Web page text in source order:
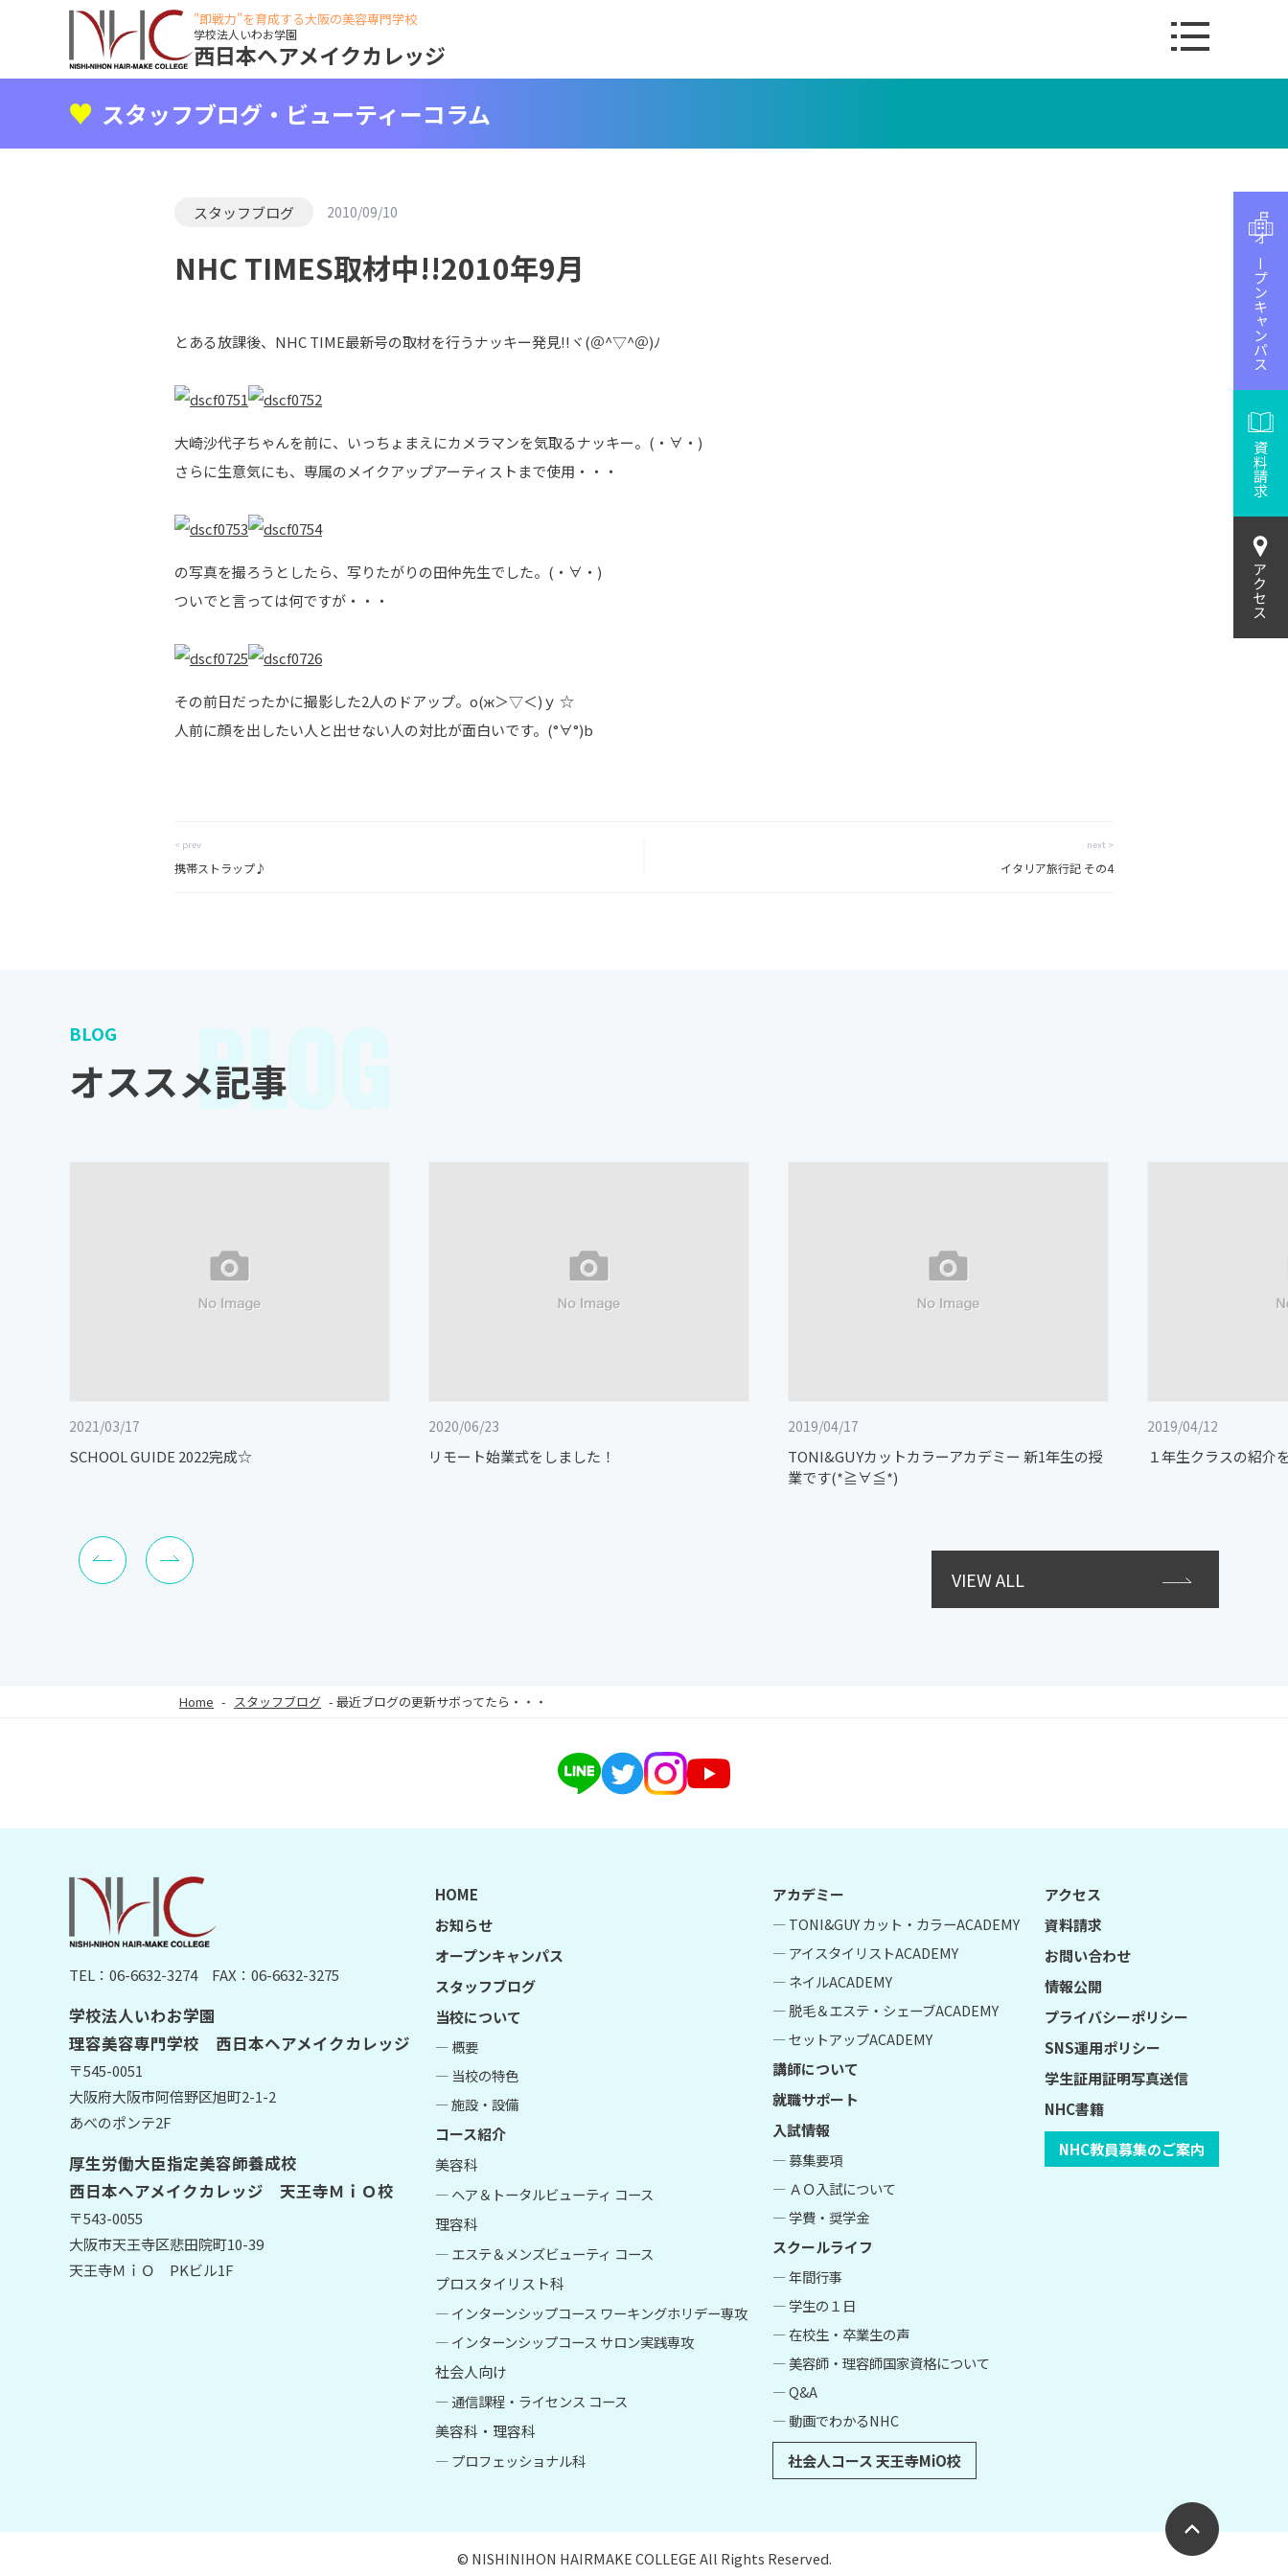
"即戦力"を育成する大阪の美容専門学校
学校法人いわお学園
西日本ヘアメイクカレッジ
オープンキャンパス
資料請求
アクセス
スタッフブログ・ビューティーコラム
スタッフブログ 2010/09/10
NHC TIMES取材中!!2010年9月
とある放課後、NHC TIME最新号の取材を行うナッキー発見!!ヾ(＠^▽^＠)ﾉ
大崎沙代子ちゃんを前に、いっちょまえにカメラマンを気取るナッキー。(・∀・)
さらに生意気にも、専属のメイクアップアーティストまで使用・・・
の写真を撮ろうとしたら、写りたがりの田仲先生でした。(・∀・)
ついでと言っては何ですが・・・
その前日だったかに撮影した2人のドアップ。о(ж＞▽＜)ｙ ☆
人前に顔を出したい人と出せない人の対比が面白いです。(°∀°)b
< prev
携帯ストラップ♪
next >
イタリア旅行記 その4
BLOG
オススメ記事
BLOG
2021/03/17
SCHOOL GUIDE 2022完成☆
2020/06/23
リモート始業式をしました！
2019/04/17
TONI&GUYカットカラーアカデミー 新1年生の授
業です(*≧∀≦*)
2019/04/12
１年生クラスの紹介
VIEW ALL
Home - スタッフブログ - 最近ブログの更新サボってたら・・・
TEL：06-6632-3274FAX：06-6632-3275
学校法人いわお学園
理容美容専門学校 西日本ヘアメイクカレッジ
〒545-0051
大阪府大阪市阿倍野区旭町2-1-2
あべのポンテ2F
厚生労働大臣指定美容師養成校
西日本ヘアメイクカレッジ 天王寺ＭｉＯ校
〒543-0055
大阪市天王寺区悲田院町10-39
天王寺ＭｉＯ PKビル1F
HOME
お知らせ
オープンキャンパス
スタッフブログ
当校について
― 概要
― 当校の特色
― 施設・設備
コース紹介
美容科
― ヘア＆トータルビューティ コース
理容科
― エステ＆メンズビューティ コース
プロスタイリスト科
― インターンシップコース ワーキングホリデー専攻
― インターンシップコース サロン実践専攻
社会人向け
― 通信課程・ライセンス コース
美容科・理容科
― プロフェッショナル科
アカデミー
― TONI&GUY カット・カラーACADEMY
― アイスタイリストACADEMY
― ネイルACADEMY
― 脱毛＆エステ・シェーブACADEMY
― セットアップACADEMY
講師について
就職サポート
入試情報
― 募集要項
― ＡＯ入試について
― 学費・奨学金
スクールライフ
― 年間行事
― 学生の１日
― 在校生・卒業生の声
― 美容師・理容師国家資格について
― Q&A
― 動画でわかるNHC
社会人コース 天王寺MiO校
アクセス
資料請求
お問い合わせ
情報公開
プライバシーポリシー
SNS運用ポリシー
学生証用証明写真送信
NHC書籍
NHC教員募集のご案内
© NISHINIHON HAIRMAKE COLLEGE All Rights Reserved.